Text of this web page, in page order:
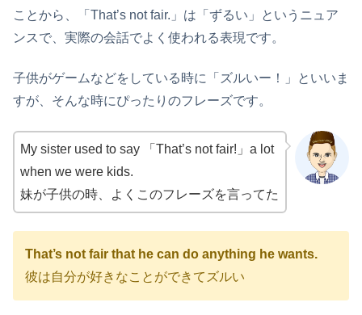
ことから、「That’s not fair.」は「ずるい」というニュア
ンスで、実際の会話でよく使われる表現です。
子供がゲームなどをしている時に「ズルいー！」といいま
すが、そんな時にぴったりのフレーズです。
My sister used to say 「That’s not fair!」a lot
when we were kids.
妹が子供の時、よくこのフレーズを言ってた
That’s not fair that he can do anything he wants.
彼は自分が好きなことができてズルい